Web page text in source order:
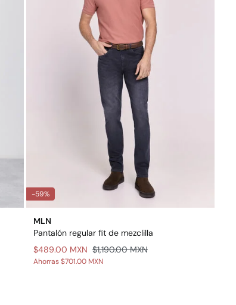
-59%
MLN
Pantalón regular fit de mezclilla
$489.00 MXN $1,190.00 MXN
Ahorras$701.00 MXN